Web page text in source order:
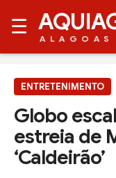
☰ ALAGOAS
ENTRETENIMENTO
Globo
estreia de
‘Caldeirão’